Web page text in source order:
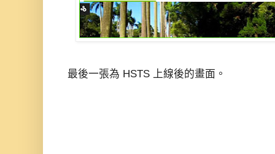
最後一張為 HSTS 上線後的畫面。